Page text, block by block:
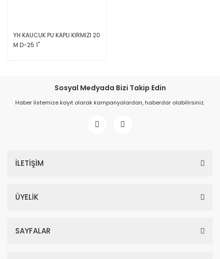
YH KAUCUK PU KAPLI KIRMIZI 20
M D-25 1''
Sosyal Medyada Bizi Takip Edin
Haber listemize kayıt olarak kampanyalardan, haberdar olabilirsiniz.
İLETİŞİM
ÜYELİK
SAYFALAR